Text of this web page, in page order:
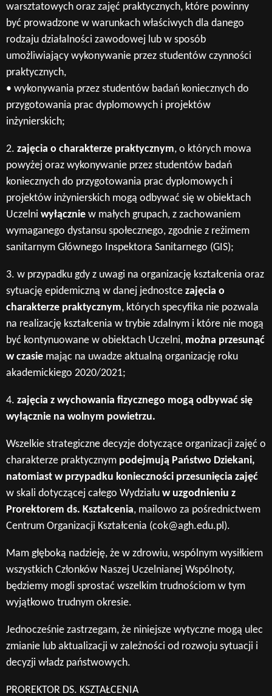
warsztatowych oraz zajęć praktycznych, które powinny
być prowadzone w warunkach właściwych dla danego
rodzaju działalności zawodowej lub w sposób
umożliwiający wykonywanie przez studentów czynności
praktycznych,
• wykonywania przez studentów badań koniecznych do
przygotowania prac dyplomowych i projektów
inżynierskich;
2. zajęcia o charakterze praktycznym, o których mowa
powyżej oraz wykonywanie przez studentów badań
koniecznych do przygotowania prac dyplomowych i
projektów inżynierskich mogą odbywać się w obiektach
Uczelni wyłącznie w małych grupach, z zachowaniem
wymaganego dystansu społecznego, zgodnie z reżimem
sanitarnym Głównego Inspektora Sanitarnego (GIS);
3. w przypadku gdy z uwagi na organizację kształcenia oraz
sytuację epidemiczną w danej jednostce zajęcia o
charakterze praktycznym, których specyfika nie pozwala
na realizację kształcenia w trybie zdalnym i które nie mogą
być kontynuowane w obiektach Uczelni, można przesunąć
w czasie mając na uwadze aktualną organizację roku
akademickiego 2020/2021;
4. zajęcia z wychowania fizycznego mogą odbywać się
wyłącznie na wolnym powietrzu.
Wszelkie strategiczne decyzje dotyczące organizacji zajęć o
charakterze praktycznym podejmują Państwo Dziekani,
natomiast w przypadku konieczności przesunięcia zajęć
w skali dotyczącej całego Wydziału w uzgodnieniu z
Prorektorem ds. Kształcenia, mailowo za pośrednictwem
Centrum Organizacji Kształcenia (cok@agh.edu.pl).
Mam głęboką nadzieję, że w zdrowiu, wspólnym wysiłkiem
wszystkich Członków Naszej Uczelnianej Wspólnoty,
będziemy mogli sprostać wszelkim trudnościom w tym
wyjątkowo trudnym okresie.
Jednocześnie zastrzegam, że niniejsze wytyczne mogą ulec
zmianie lub aktualizacji w zależności od rozwoju sytuacji i
decyzji władz państwowych.
PROREKTOR DS. KSZTAŁCENIA